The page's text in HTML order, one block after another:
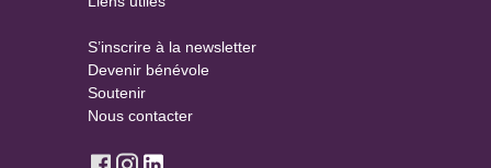
S’inscrire à la newsletter
Devenir bénévole
Soutenir
Nous contacter